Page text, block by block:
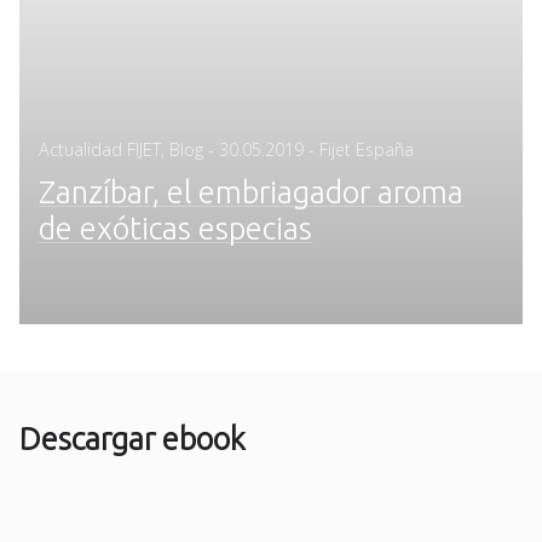
Actualidad FIJET Blog - Posted
30.05.2019 - Fijet España
Zanzíbar, el embriagador aroma
de exóticas especias
Descargar ebook